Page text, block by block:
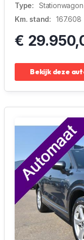
Type:
Stationwagon
Km. stand:
167.608
€
Bekijk deze